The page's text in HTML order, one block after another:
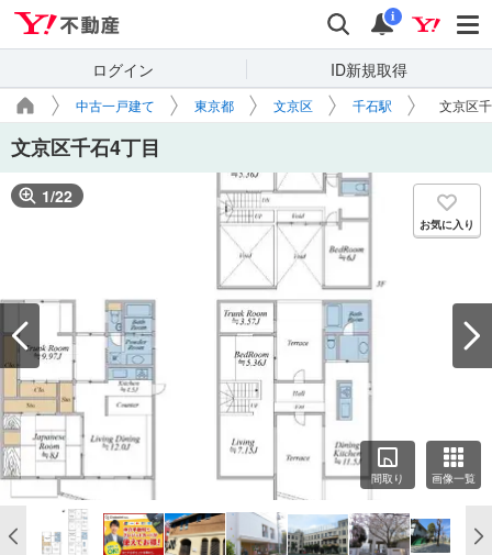
検索 通知
i
ログイン ID新規取得
中古一戸建て 東京都 文京区 千石駅 文京区
文京区千石4丁目
1/22
お気に入り
間取り 画像一覧